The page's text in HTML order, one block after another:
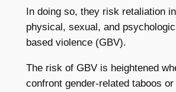
In doing so, they risk retaliation
physical, sexual, and
based violence (GBV).
The risk of GBV is heightened
confront gender-related taboos or